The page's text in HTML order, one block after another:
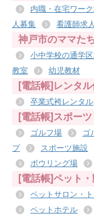
内職・在宅ワー
人募集
看護師求
神戸市のママた
小中学校の通学
教室
幼児教材
[電話帳]レンタ
卒業式袴レンタル
[電話帳]スポーツ
ゴルフ場 ゴ
プ
スポーツ施設
ボウリング場
[電話帳]ペット
ペットサロン・
ペットホテル